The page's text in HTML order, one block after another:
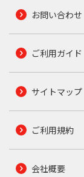
お問い合わせ
ご利用ガイド
サイトマップ
ご利用規約
会社概要